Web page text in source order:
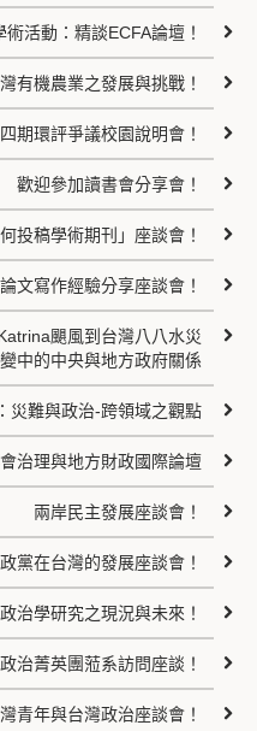
術活動：精談ECFA論壇！
有機農業之發展與挑戰！
期環評爭議校園說明會！
歡迎參加讀書會分享會！
投稿學術期刊」座談會！
文寫作經驗分享座談會！
颶風到台灣八八水災
中的中央與地方政府關係
災難與政治-跨領域之觀點
治理與地方財政國際論壇
兩岸民主發展座談會！
黨在台灣的發展座談會！
治學研究之現況與未來！
治菁英團蒞系訪問座談！
青年與台灣政治座談會！